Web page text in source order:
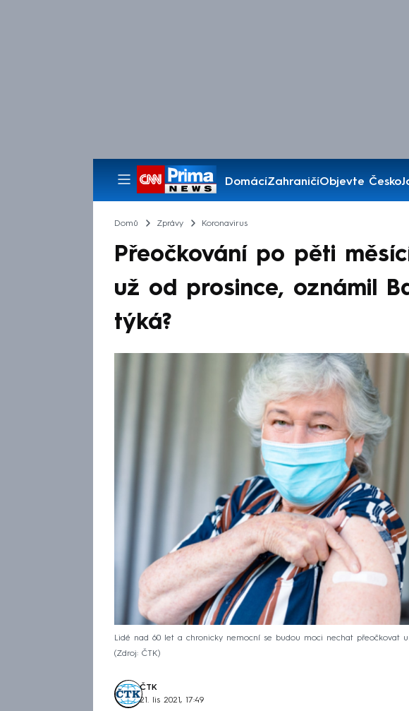
DomácíZahraničíObjevte Česko
Pořady
Domů Zprávy Koronavirus
Přeočkování po pěti
už od prosince, oznámil
týká?
Lidé nad 60 let a chronicky nemocní se budou moci nechat přeočkovat
Zdroj: ČTK
ČTK
21. lis 2021, 17:49